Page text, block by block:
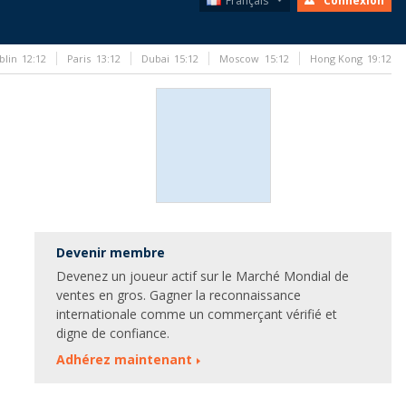
Devenir membre
Devenez un joueur actif sur le Marché Mondial de
ventes en gros. Gagner la reconnaissance
internationale comme un commerçant vérifié et
digne de confiance.
Adhérez maintenant
12:12 Paris 13:12 Dubai 15:12 Moscow 15:12 Hong Kong 19:12